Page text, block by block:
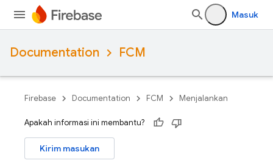
Masuk
Documentation FCM
Firebase Documentation FCM Menjalankan
Apakah informasi ini membantu?
Kirim masukan